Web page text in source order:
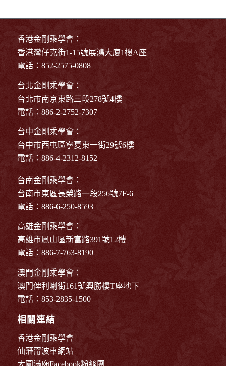
香港金剛乘學會：
香港灣仔克街1-15號展鴻大廈1樓A座
電話：852-2575-0808
台北金剛乘學會：
台北市南京東路三段278號4樓
電話：886-2-2752-7307
台中金剛乘學會：
台中市西屯區寧夏東一街29號6樓
電話：886-4-2312-8152
台南金剛乘學會：
台南市東區長榮路一段256號7F-6
電話：886-6-250-8593
高雄金剛乘學會：
高雄市鳳山區新富路391號12樓
電話：886-7-763-8190
澳門金剛乘學會：
澳門俾利喇街161號興勝樓T座地下
電話：853-2835-1500
相關連結
香港金剛乘學會
仙藩甯波車網站
大圓滿廟Facebook粉絲團